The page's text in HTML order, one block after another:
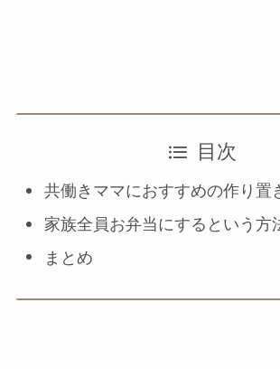
目次
共働きママにおすすめの作り置
家族全員お弁当にするという方
まとめ